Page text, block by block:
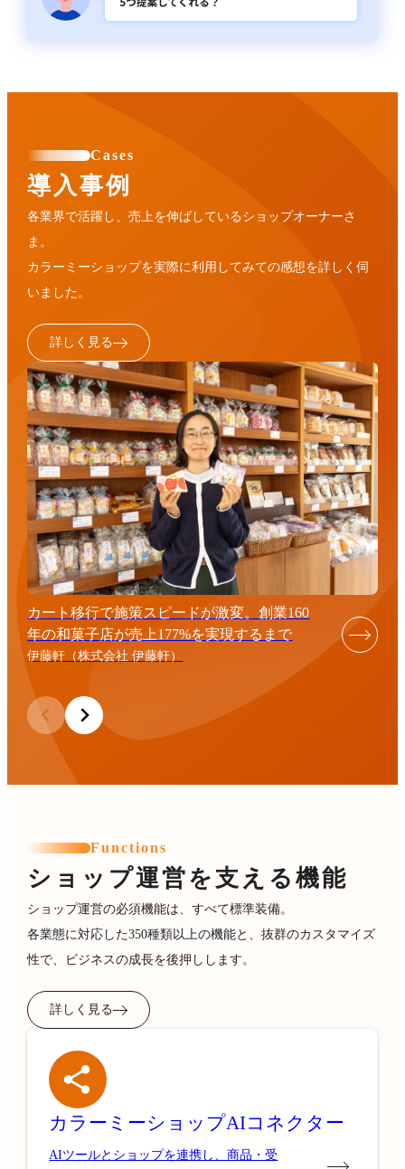
Cases
導入事例
各業界で活躍し、売上を伸ばしているショップオーナーさ
ま。
カラーミーショップを実際に利用してみての感想を詳しく伺
いました。
詳しく見る
カート移行で施策スピードが激変。創業160
年の和菓子店が売上177%を実現するまで
伊藤軒（株式会社 伊藤軒）
Functions
ショップ運営を支える機能
ショップ運営の必須機能は、すべて標準装備。
各業態に対応した350種類以上の機能と、抜群のカスタマイズ
性で、ビジネスの成長を後押しします。
詳しく見る
カラーミーショップAIコネクター
AIツールとショップを連携し、商品・受